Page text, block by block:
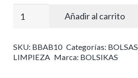
228x165
Añadir al carrito
SKU: BBAB10 Categorías: BOLSAS
LIMPIEZA Marca: BOLSIKAS